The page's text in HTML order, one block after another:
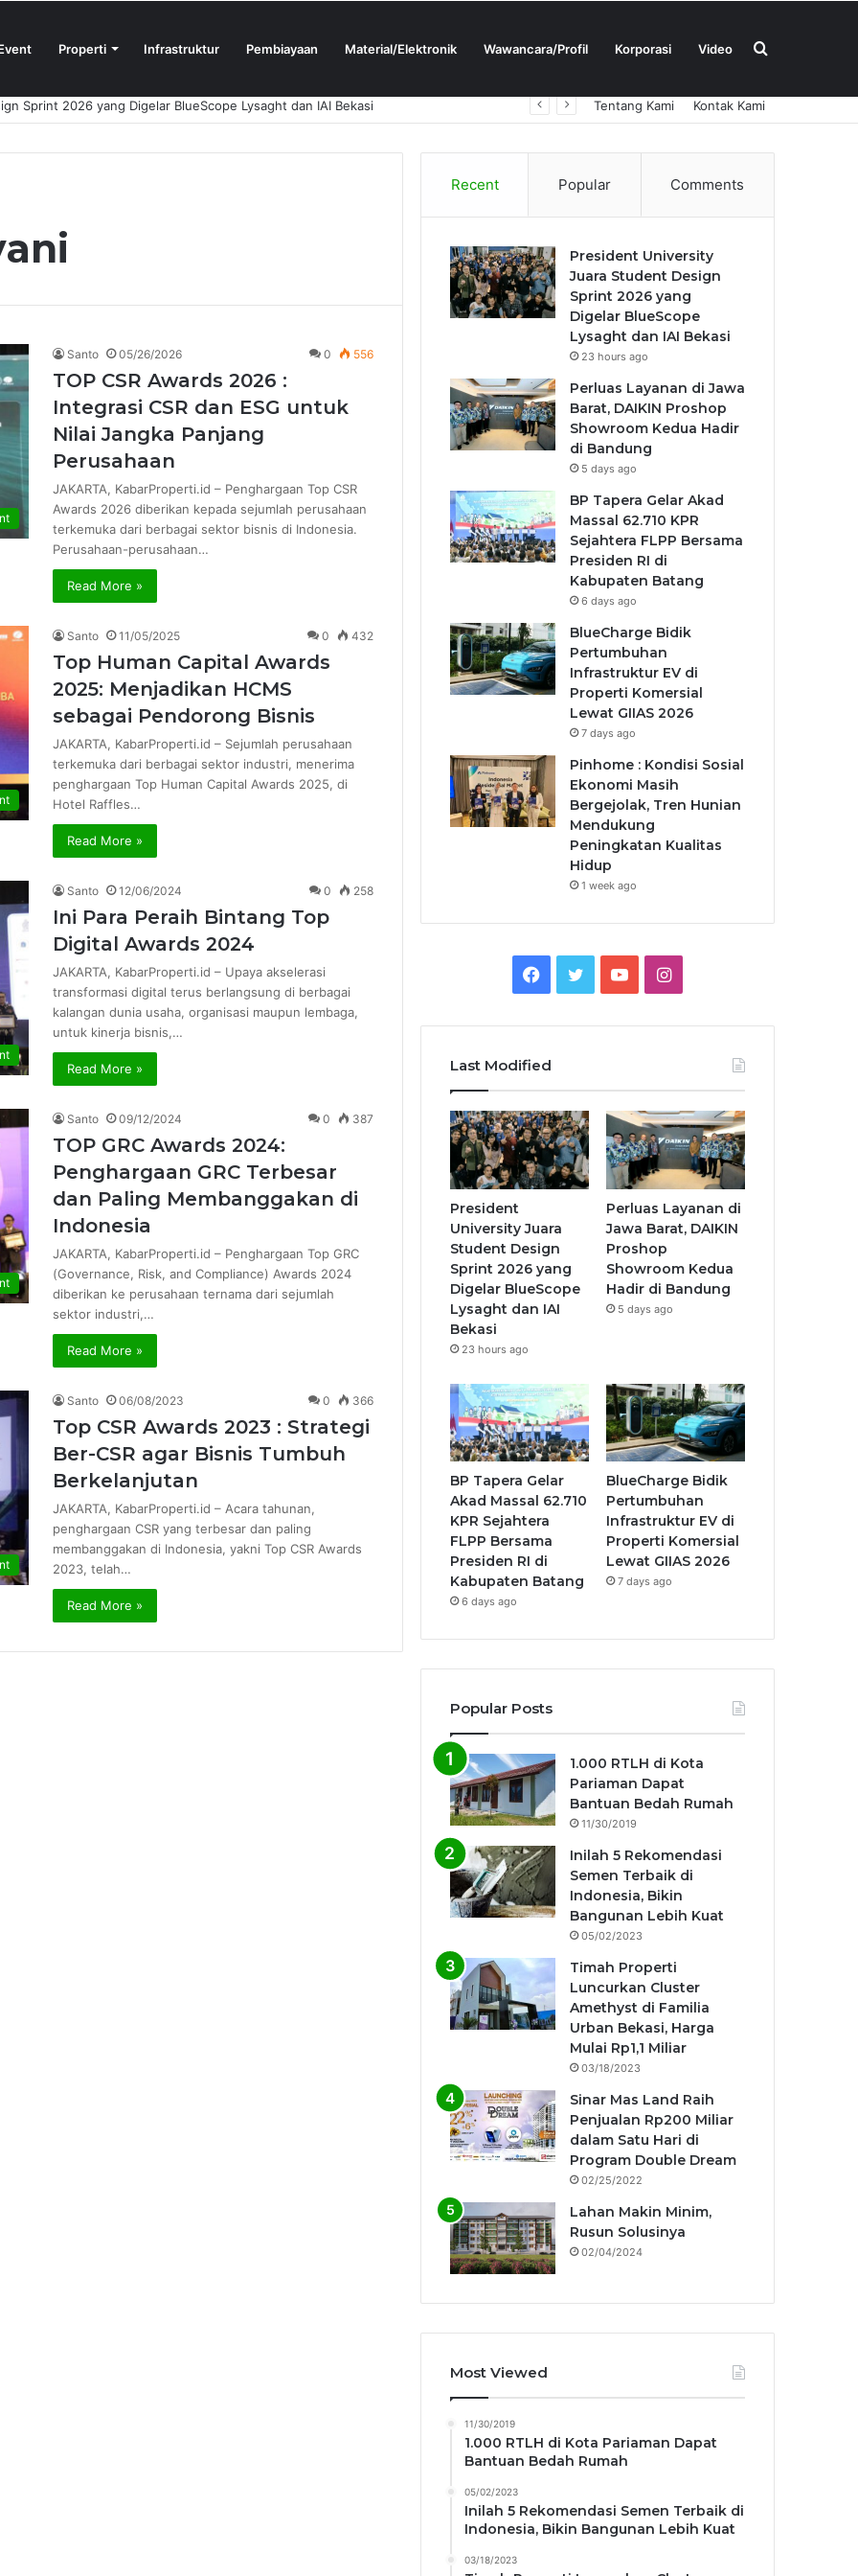
Properti Infrastruktur Pembiayaan Material/Elektronik Wawancara/Profil Korporasi Video Search
Sprint 2026 yang Digelar BlueScope Lysaght dan IAI Bekasi Tentang Kami Kontak Kami
Santo 05/26/2026 0 556
TOP CSR Awards 2026 :
Integrasi CSR dan ESG untuk
Nilai Jangka Panjang
Perusahaan
JAKARTA, KabarProperti.id – Penghargaan Top CSR
Awards 2026 diberikan kepada sejumlah perusahaan
terkemuka dari berbagai sektor bisnis di Indonesia.
Perusahaan-perusahaan…
Read More »
Santo 11/05/2025 0 432
Top Human Capital Awards
2025: Menjadikan HCMS
sebagai Pendorong Bisnis
JAKARTA, KabarProperti.id – Sejumlah perusahaan
terkemuka dari berbagai sektor industri, menerima
penghargaan Top Human Capital Awards 2025, di
Hotel Raffles…
Read More »
Santo 12/06/2024 0 258
Ini Para Peraih Bintang Top
Digital Awards 2024
JAKARTA, KabarProperti.id – Upaya akselerasi
transformasi digital terus berlangsung di berbagai
kalangan dunia usaha, organisasi maupun lembaga,
untuk kinerja bisnis,…
Read More »
Santo 09/12/2024 0 387
TOP GRC Awards 2024:
Penghargaan GRC Terbesar
dan Paling Membanggakan di
Indonesia
JAKARTA, KabarProperti.id – Penghargaan Top GRC
(Governance, Risk, and Compliance) Awards 2024
diberikan ke perusahaan ternama dari sejumlah
sektor industri,…
Read More »
Santo 06/08/2023 0 366
Top CSR Awards 2023 : Strategi
Ber-CSR agar Bisnis Tumbuh
Berkelanjutan
JAKARTA, KabarProperti.id – Acara tahunan,
penghargaan CSR yang terbesar dan paling
membanggakan di Indonesia, yakni Top CSR Awards
2023, telah…
Read More »
Recent Popular Comments
President University
Juara Student Design
Sprint 2026 yang
Digelar BlueScope
Lysaght dan IAI Bekasi
23 hours ago
Perluas Layanan di Jawa
Barat, DAIKIN Proshop
Showroom Kedua Hadir
di Bandung
5 days ago
BP Tapera Gelar Akad
Massal 62.710 KPR
Sejahtera FLPP Bersama
Presiden RI di
Kabupaten Batang
6 days ago
BlueCharge Bidik
Pertumbuhan
Infrastruktur EV di
Properti Komersial
Lewat GIIAS 2026
7 days ago
Pinhome : Kondisi Sosial
Ekonomi Masih
Bergejolak, Tren Hunian
Mendukung
Peningkatan Kualitas
Hidup
1 week ago
Facebook
TwitterYouTubeInstagram
Last Modified
President
University Juara
Student Design
Sprint 2026 yang
Digelar BlueScope
Lysaght dan IAI
Bekasi
23 hours ago
Perluas Layanan di
Jawa Barat, DAIKIN
Proshop
Showroom Kedua
Hadir di Bandung
5 days ago
BP Tapera Gelar
Akad Massal 62.710
KPR Sejahtera
FLPP Bersama
Presiden RI di
Kabupaten Batang
6 days ago
BlueCharge Bidik
Pertumbuhan
Infrastruktur EV di
Properti Komersial
Lewat GIIAS 2026
7 days ago
Popular Posts
1.000 RTLH di Kota
Pariaman Dapat
Bantuan Bedah Rumah
11/30/2019
Inilah 5 Rekomendasi
Semen Terbaik di
Indonesia, Bikin
Bangunan Lebih Kuat
05/02/2023
Timah Properti
Luncurkan Cluster
Amethyst di Familia
Urban Bekasi, Harga
Mulai Rp1,1 Miliar
03/18/2023
Sinar Mas Land Raih
Penjualan Rp200 Miliar
dalam Satu Hari di
Program Double Dream
02/25/2022
Lahan Makin Minim,
Rusun Solusinya
02/04/2024
Most Viewed
11/30/2019
1.000 RTLH di Kota Pariaman Dapat
Bantuan Bedah Rumah
05/02/2023
Inilah 5 Rekomendasi Semen Terbaik di
Indonesia, Bikin Bangunan Lebih Kuat
03/18/2023